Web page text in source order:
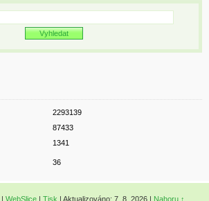
36
2293139
87433
1341
| WebSlice | Tisk | Aktualizováno: 7. 8. 2026 | Nahoru ↑